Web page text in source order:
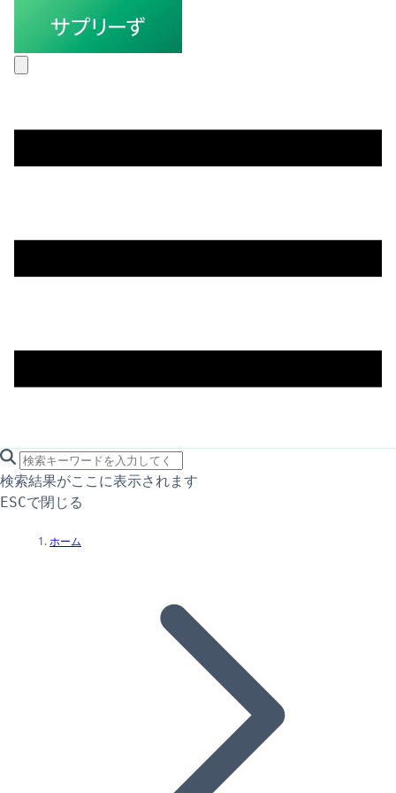
search icon
サイト内検索
検索結果がここに表示されます
ESCで閉じる
ホーム